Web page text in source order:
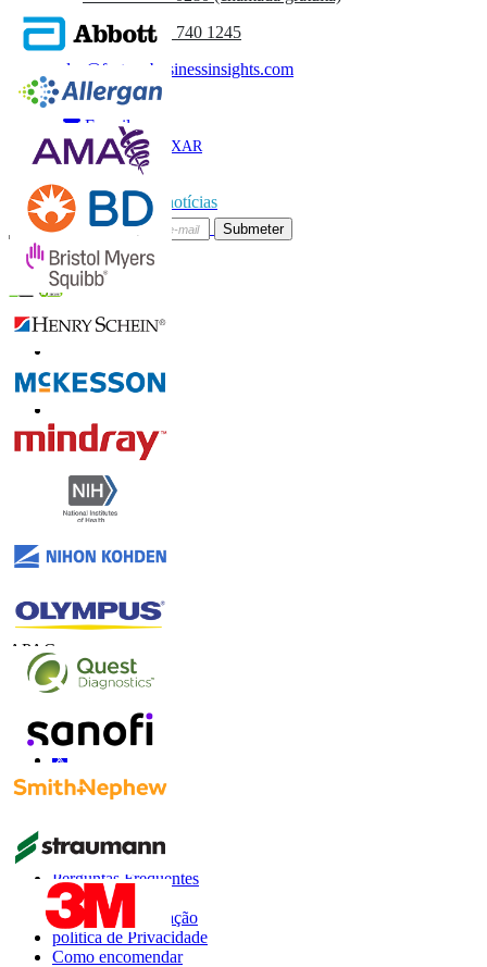
(APAC) +91 744 740 1245
sales@fortunebusinessinsights.com
Chamado
E-mail
BAIXAR
AMOSTRA
Subscrever boletim de notícias
Submeter
Confie on-line
US+1 833 909 2966 ( chamada gratuita )
UK+44 808 502 0280 (chamada gratuita )
APAC
sales@fortunebusinessinsights.com
Conecte-se conosco
Informações
Perguntas Frequentes
Depoimentos
Termos de Utilização
política de Privacidade
Como encomendar